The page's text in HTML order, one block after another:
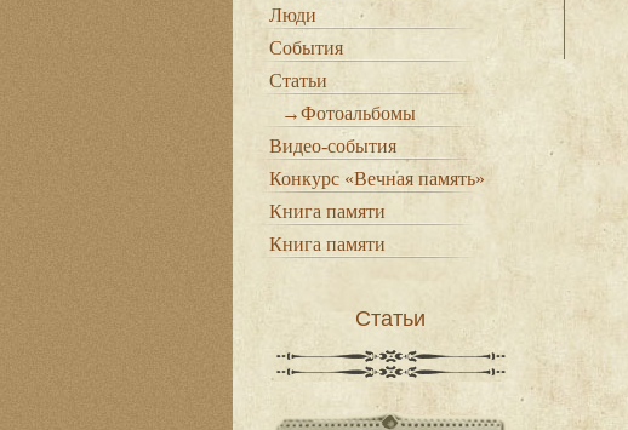
Люди
События
Статьи
→Фотоальбомы
Видео-события
Конкурс «Вечная память»
Книга памяти
Книга памяти
Статьи